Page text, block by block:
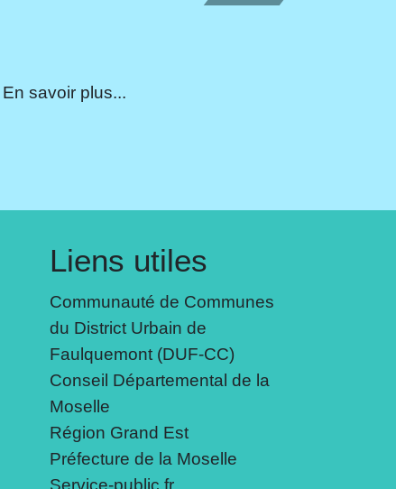
savoir plus...
Liens utiles
Communauté de Communes
du District Urbain de
Faulquemont (DUF-CC)
Conseil Départemental de la
Moselle
Région Grand Est
Préfecture de la Moselle
Service-public.fr